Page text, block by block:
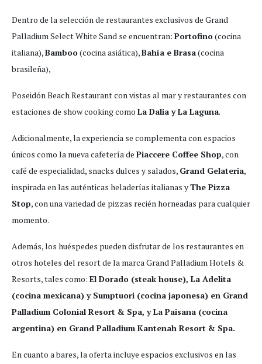
Dentro de la selección de restaurantes exclusivos de Grand
Palladium Select White Sand se encuentran: Portofino(cocina
italiana),Bamboo(cocina asiática),Bahía e Brasa(cocina
brasileña),
Poseidón Beach Restaurant con vistas al mar y restaurantes con
estaciones de show cooking como La Dalia y La Laguna.
Adicionalmente, la experiencia se complementa con espacios
únicos como la nueva cafetería de Piaccere Coffee Shop, con
café de especialidad, snacks dulces y salados, Grand Gelateria,
inspirada en las auténticas heladerías italianas yThe Pizza
Stop, con una variedad de pizzas recién horneadas para cualquier
momento.
Además, los huéspedes pueden disfrutar de los restaurantes en
otros hoteles del resort de la marca Grand Palladium Hotels &
Resorts, tales como: El Dorado (steak house), La Adelita
(cocina mexicana) y Sumptuori (cocina japonesa) en Grand
Palladium Colonial Resort & Spa, y La Paisana (cocina
argentina) en Grand Palladium Kantenah Resort & Spa.
En cuanto a bares, la oferta incluye espacios exclusivos en las